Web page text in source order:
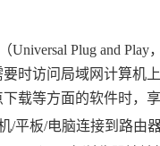
Universal Plug and
时访问局域网计算机
载等方面的软件时，
/平板/电脑连接到路由